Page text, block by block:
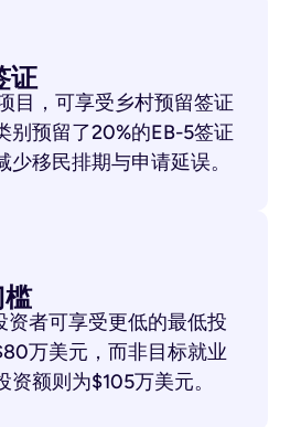
证
目，可享受乡村预留签证
别预留了20%的EB-5签证
少移民排期与申请延误。
资者可享受更低的最低投
万美元，而非目标就业
资额则为$105万美元。